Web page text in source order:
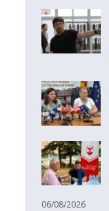
06/08/2026